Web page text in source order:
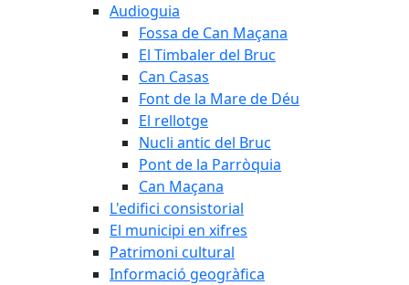
Audioguia
Fossa de Can Maçana
El Timbaler del Bruc
Can Casas
Font de la Mare de Déu
El rellotge
Nucli antic del Bruc
Pont de la Parròquia
Can Maçana
L'edifici consistorial
El municipi en xifres
Patrimoni cultural
Informació geogràfica